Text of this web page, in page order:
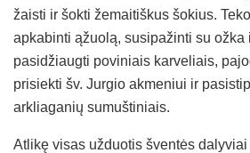
žaisti ir šokti žemaitiškus šokius.
apkabinti ąžuolą, susipažinti su ožka
pasidžiaugti poviniais karveliais,
prisiekti šv. Jurgio akmeniui ir
arkliaganių sumuštiniais.
Atlikę visas užduotis šventės